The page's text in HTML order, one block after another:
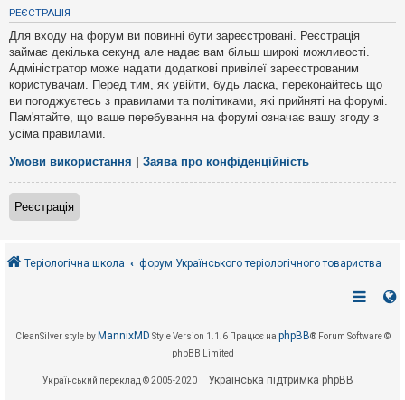
з
в
і
д
п
о
в
і
д
е
й
А
к
т
и
і
РЕЄСТРАЦІЯ
Для входу на форум ви повинні бути зареєстровані. Реєстрація
займає декілька секунд але надає вам більш широкі можливості.
Адміністратор може надати додаткові привілеї зареєстрованим
користувачам. Перед тим, як увійти, будь ласка, переконайтесь що
ви погоджуєтесь з правилами та політиками, які прийняті на форумі.
Пам'ятайте, що ваше перебування на форумі означає вашу згоду з
усіма правилами.
Умови використання Заява про конфіденційність
Реєстрація
Теріологічна школа форум Українського теріологічного товариства
CleanSilver style by MannixMD Style Version 1.1.6 Працює на phpBB® Forum Software ©
phpBB Limited
Український переклад © 2005-2020 Українська підтримка phpBB